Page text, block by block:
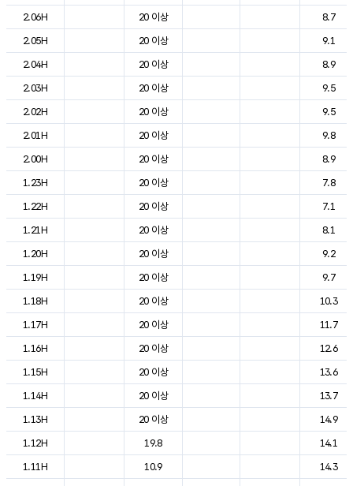
2.06H
20 이상
8.7
2.05H
20 이상
9.1
2.04H
20 이상
8.9
2.03H
20 이상
9.5
2.02H
20 이상
9.5
2.01H
20 이상
9.8
2.00H
20 이상
8.9
1.23H
20 이상
7.8
1.22H
20 이상
7.1
1.21H
20 이상
8.1
1.20H
20 이상
9.2
1.19H
20 이상
9.7
1.18H
20 이상
10.3
1.17H
20 이상
11.7
1.16H
20 이상
12.6
1.15H
20 이상
13.6
1.14H
20 이상
13.7
1.13H
20 이상
14.9
1.12H
19.8
14.1
1.11H
10.9
14.3